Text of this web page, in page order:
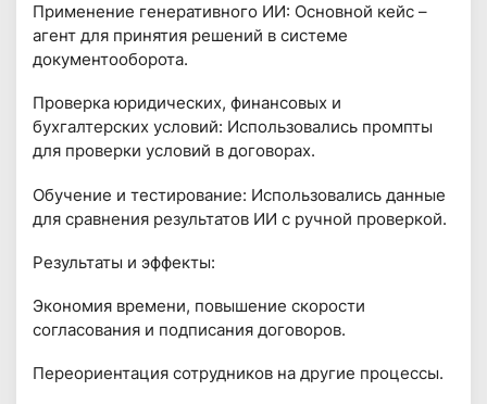
Применение генеративного ИИ: Основной кейс –
агент для принятия решений в системе
документооборота.
Проверка юридических, финансовых и
бухгалтерских условий: Использовались промпты
для проверки условий в договорах.
Обучение и тестирование: Использовались данные
для сравнения результатов ИИ с ручной проверкой.
Результаты и эффекты:
Экономия времени, повышение скорости
согласования и подписания договоров.
Переориентация сотрудников на другие процессы.